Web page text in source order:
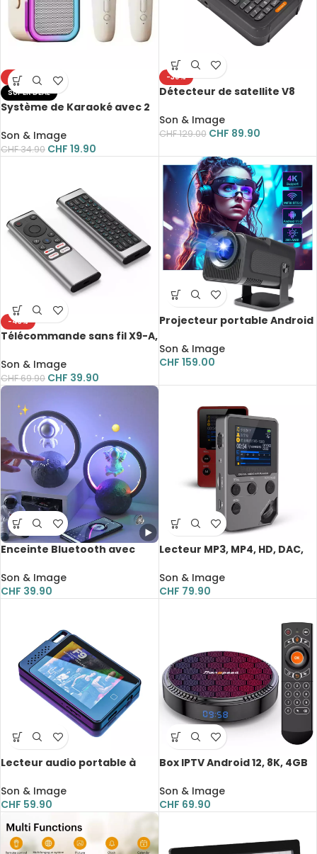
-43%
SUPER DEAL
Système de Karaoké avec 2
parleur portable, Bluetooth
Son & Image
CHF34.90 CHF 19.90
-30%
Détecteur de satellite V8
Digital FTA, DVB-S/S2/S2X
Son & Image
CHF129.00 CHF 89.90
-43%
Télécommande sans fil X9-A,
Air, Android, Windows
Son & Image
CHF69.90 CHF 39.90
Projecteur portable Android
6, rotation 180°, Home
cinéma
Son & Image
CHF 159.00
Enceinte Bluetooth avec
magnétique, LED, 5W,
portable
Son & Image
CHF 39.90
Lecteur MP3, MP4, HD, DAC,
prise en charge FM, E-book,
enregistreur, 64 GB
Son & Image
CHF 79.90
Lecteur audio portable à
Bluetooth 5.0, MP3, MP4,
FLAC, FM, E-Book, haute
qualité
Son & Image
CHF 59.90
Box IPTV Android 12, 8K, 4GB
Cortex A53 Quad-Core, WiFi
6, BT 5.0+
Son & Image
CHF 69.90